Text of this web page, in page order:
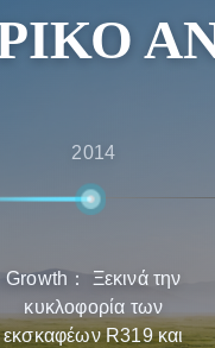
των
2014
Growth： Ξεκινά την
κυκλοφορία των
εκσκαφέων R319 και